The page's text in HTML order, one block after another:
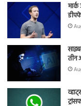
तीन